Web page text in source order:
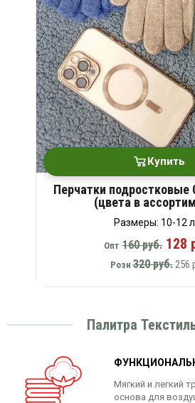
Купить
Перчатки подростковые
(цвета в
Размеры: 10-12
Опт 160 руб. 128
Розн 320 руб.256
Палитра
Мягкий и легкий
основа для